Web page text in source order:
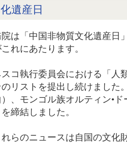
遺産日
は「中国非物質文化遺産日
れにあたります。
スコ執行委員会における「
リストを提出し続けました
、モンゴル族オルティン•
締結しました。
らのニュースは自国の文化